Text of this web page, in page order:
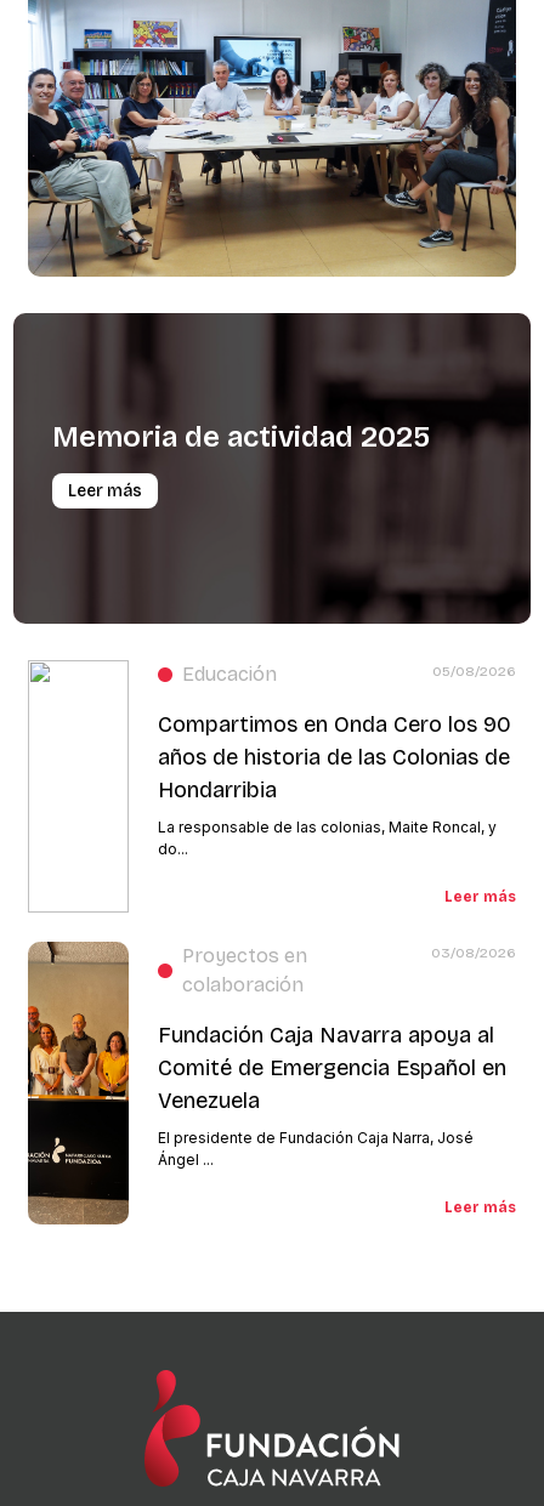
Memoria de actividad 2025
Leer más
Educación 05/08/2026
Compartimos en Onda Cero los 90
años de historia de las Colonias de
Hondarribia
La responsable de las colonias, Maite Roncal, y
do...
Leer más
Proyectos en
colaboración
03/08/2026
Fundación Caja Navarra apoya al
Comité de Emergencia Español en
Venezuela
El presidente de Fundación Caja Narra, José
Ángel ...
Leer más